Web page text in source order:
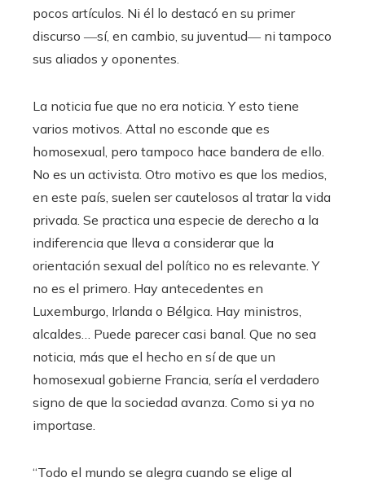
pocos artículos. Ni él lo destacó en su primer
discurso ―sí, en cambio, su juventud― ni tampoco
sus aliados y oponentes.
La noticia fue que no era noticia. Y esto tiene
varios motivos. Attal no esconde que es
homosexual, pero tampoco hace bandera de ello.
No es un activista. Otro motivo es que los medios,
en este país, suelen ser cautelosos al tratar la vida
privada. Se practica una especie de derecho a la
indiferencia que lleva a considerar que la
orientación sexual del político no es relevante. Y
no es el primero. Hay antecedentes en
Luxemburgo, Irlanda o Bélgica. Hay ministros,
alcaldes… Puede parecer casi banal. Que no sea
noticia, más que el hecho en sí de que un
homosexual gobierne Francia, sería el verdadero
signo de que la sociedad avanza. Como si ya no
importase.
“Todo el mundo se alegra cuando se elige al